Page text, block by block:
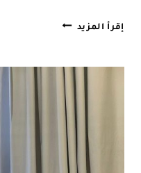
إقرأ المزيد تنظيف
قبل
الانتقال